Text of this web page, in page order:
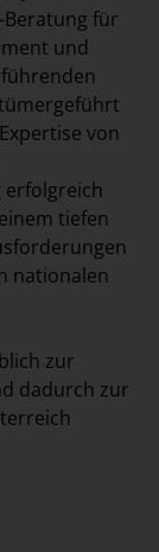
für
und
von
tiefen
nationalen
zur
dadurch zur